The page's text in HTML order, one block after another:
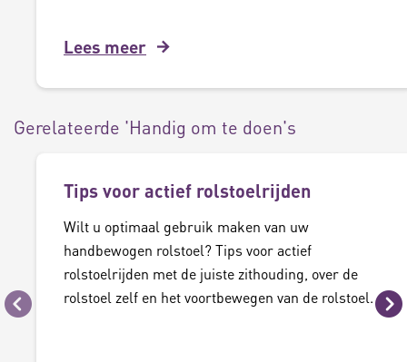
Lees meer
Gerelateerde 'Handig om te doen's
Vorige
Tips voor actief rolstoelrijden
Wilt u optimaal gebruik maken van uw
handbewogen rolstoel? Tips voor actief
rolstoelrijden met de juiste zithouding, over de
rolstoel zelf en het voortbewegen van de rolstoel.